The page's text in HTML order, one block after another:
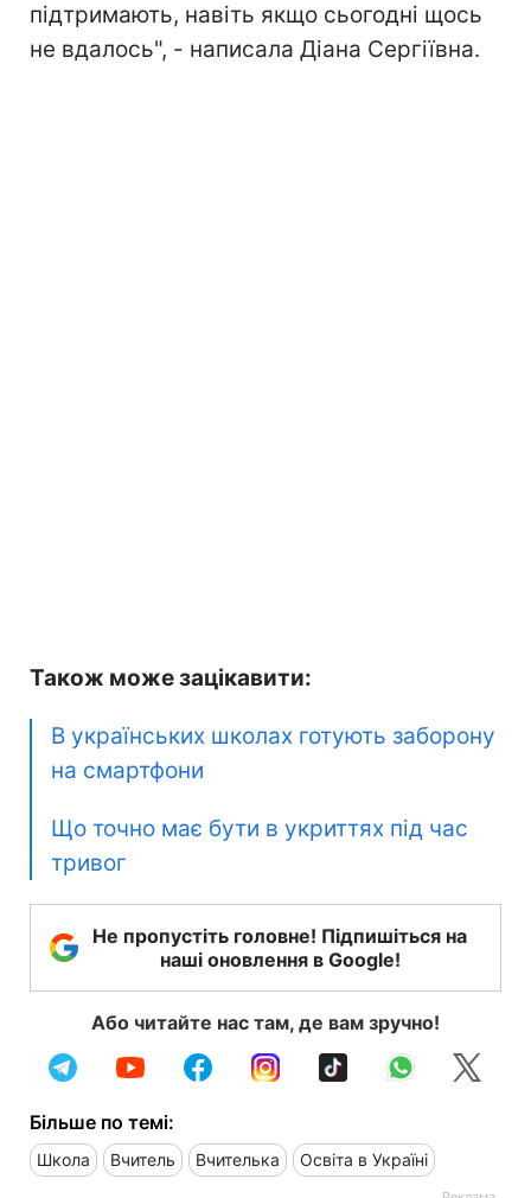
підтримають, навіть якщо сьогодні щось
не вдалось", - написала Діана Сергіївна.
Також може зацікавити:
В українських школах готують заборону
на смартфони
Що точно має бути в укриттях під час
тривог
Не пропустіть головне! Підпишіться на
наші оновлення в Google!
Або читайте нас там, де вам зручно!
Більше по темі:
Школа Вчитель Вчителька Освіта в Україні